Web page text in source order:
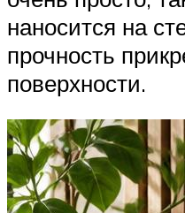
наносится на
прочность
поверхности.